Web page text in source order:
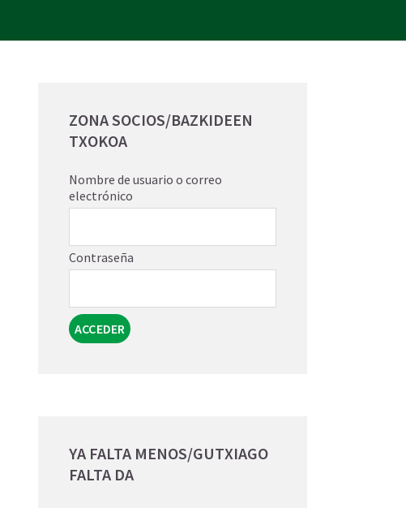
ZONA SOCIOS/BAZKIDEEN
TXOKOA
Nombre de usuario o correo
electrónico
Contraseña
YA FALTA MENOS/GUTXIAGO
FALTA DA